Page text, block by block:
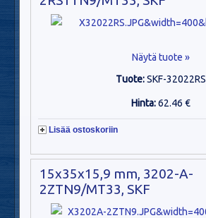
Näytä tuote »
Tuote:SKF-32022RS
Hinta:62.46 €
Lisää ostoskoriin
15x35x15,9 mm, 3202-A-
2ZTN9/MT33, SKF